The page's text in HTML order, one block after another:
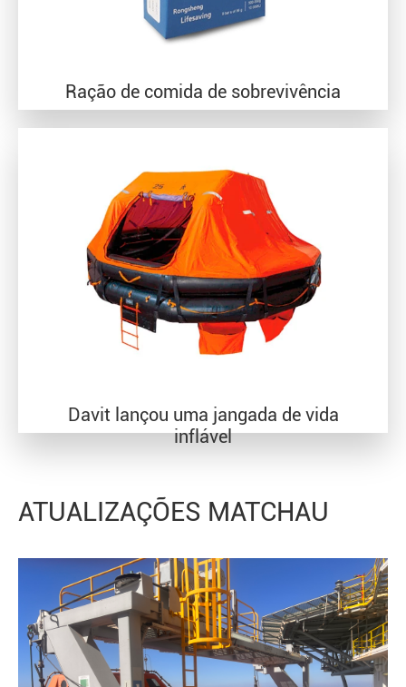
Ração de comida de sobrevivência
Davit lançou uma jangada de vida
inflável
ATUALIZAÇÕES MATCHAU